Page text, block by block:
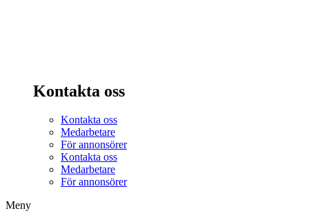
Kontakta oss
Kontakta oss
Medarbetare
För annonsörer
Kontakta oss
Medarbetare
För annonsörer
Meny